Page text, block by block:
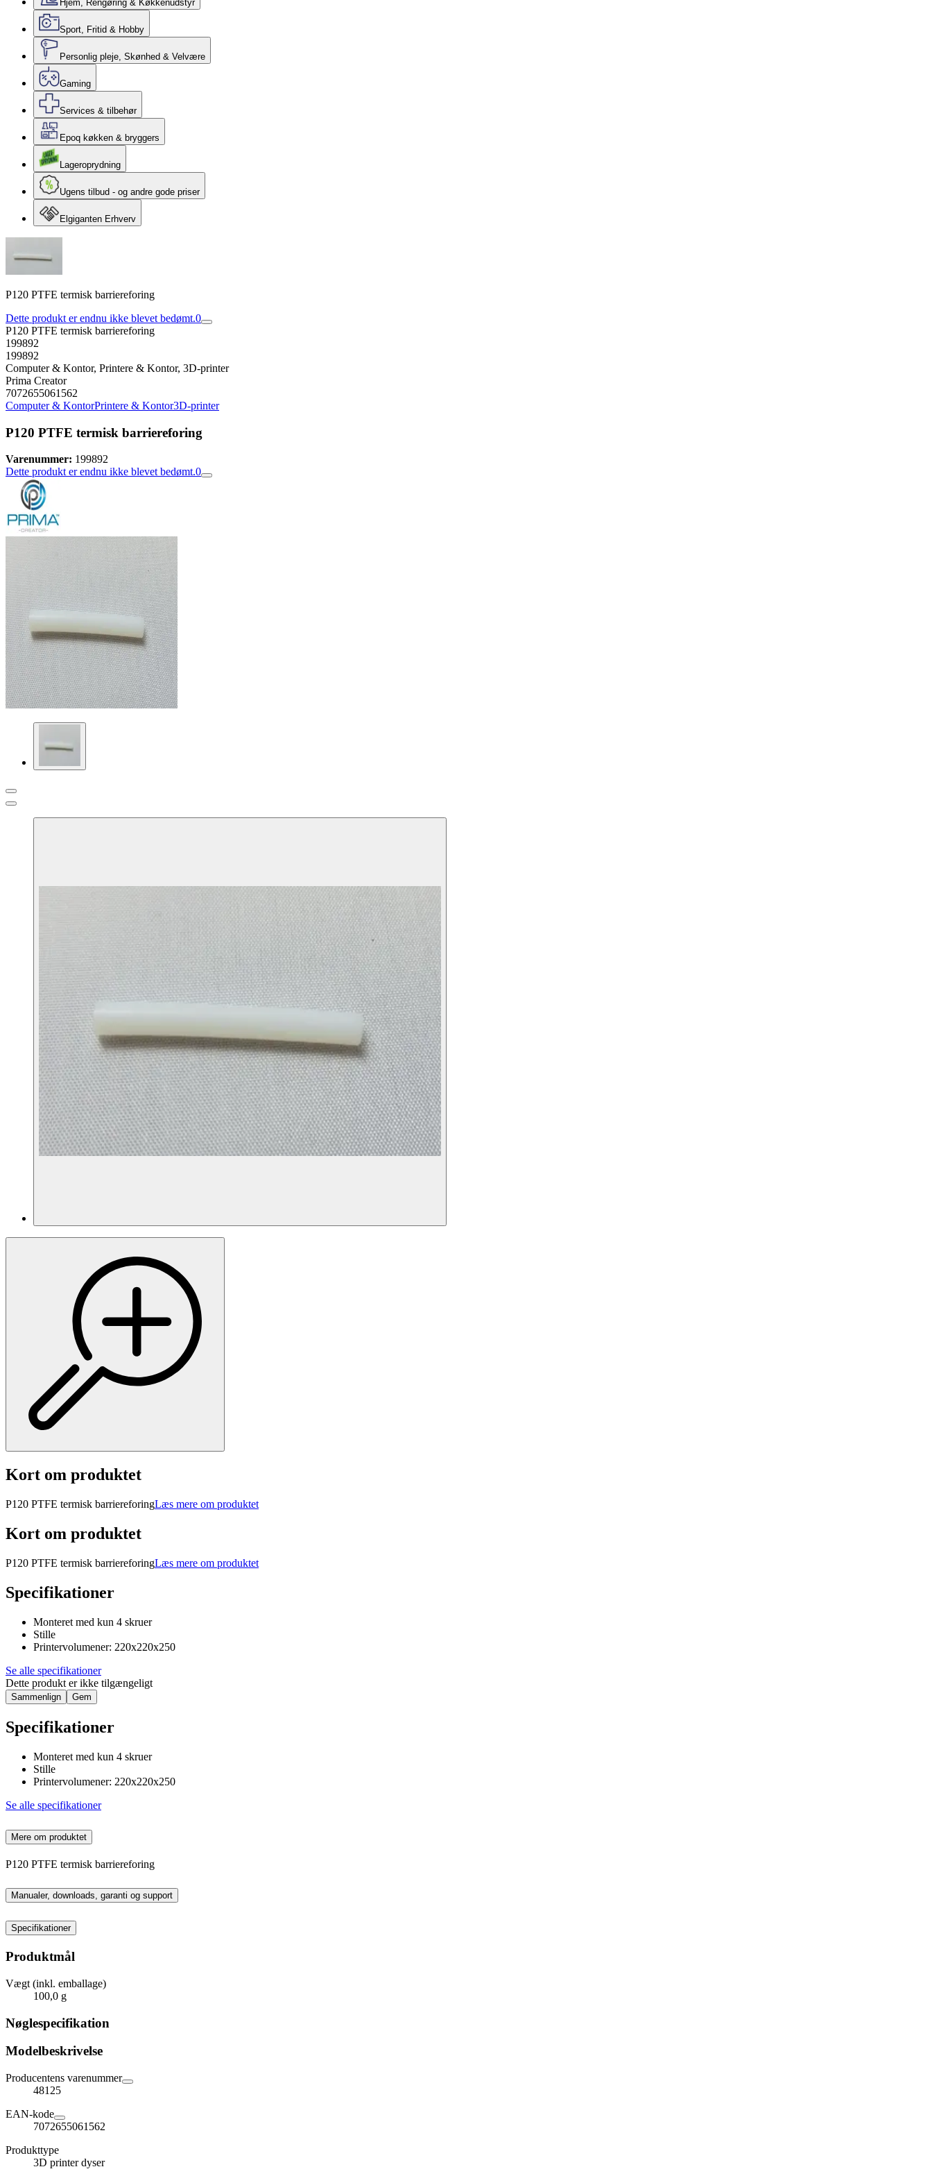
Hjem, Rengøring & Køkkenudstyr
Sport, Fritid & Hobby
Personlig pleje, Skønhed & Velvære
Gaming
Services & tilbehør
Epoq køkken & bryggers
Lageroprydning
Ugens tilbud - og andre gode priser
Elgiganten Erhverv
P120 PTFE termisk barriereforing
Dette produkt er endnu ikke blevet bedømt.0
P120 PTFE termisk barriereforing
199892
199892
Computer & Kontor, Printere & Kontor, 3D-printer
Prima Creator
7072655061562
Computer & KontorPrintere & Kontor3D-printer
P120 PTFE termisk barriereforing
Varenummer: 199892
Dette produkt er endnu ikke blevet bedømt.0
Kort om produktet
P120 PTFE termisk barriereforingLæs mere om produktet
Kort om produktet
P120 PTFE termisk barriereforingLæs mere om produktet
Specifikationer
Monteret med kun 4 skruer
Stille
Printervolumener: 220x220x250
Se alle specifikationer
Dette produkt er ikke tilgængeligt
Sammenlign Gem
Specifikationer
Monteret med kun 4 skruer
Stille
Printervolumener: 220x220x250
Se alle specifikationer
Mere om produktet
P120 PTFE termisk barriereforing
Manualer, downloads, garanti og support
Specifikationer
Produktmål
Vægt (inkl. emballage)
100,0 g
Nøglespecifikation
Modelbeskrivelse
Producentens varenummer
48125
EAN-kode
7072655061562
Produkttype
3D printer dyser